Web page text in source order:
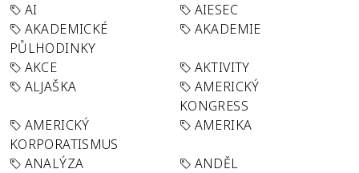
AI
AIESEC
AKADEMICKÉ
PŮLHODINKY
AKADEMIE
AKCE
AKTIVITY
ALJAŠKA
AMERICKÝ
KONGRESS
AMERICKÝ
KORPORATISMUS
AMERIKA
ANALÝZA
ANDĚL